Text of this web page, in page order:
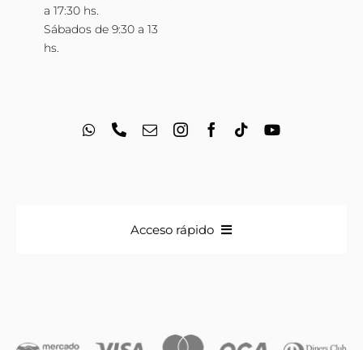
a 17:30 hs.
Sábados de 9:30 a 13
hs.
Acceso rápido
Iniciales